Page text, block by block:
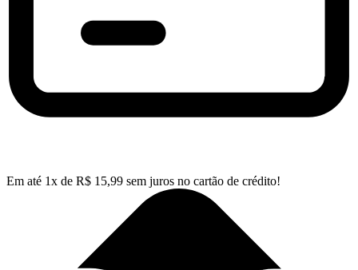
Em até 1x de R$ 15,99 sem juros no cartão de crédito!